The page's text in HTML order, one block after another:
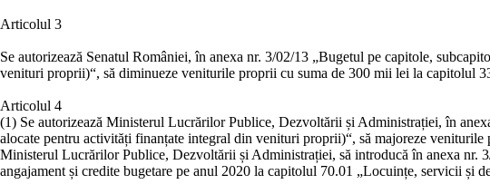
Articolul 3
Se autorizează Senatul României, în anexa nr. 3/02/13 „Bugetul pe capitole,
venituri proprii)“, să diminueze veniturile proprii cu suma de 300 mii lei la capitolul
Articolul 4
(1) Se autorizează Ministerul Lucrărilor Publice, Dezvoltării și Administrației, în
alocate pentru activități finanțate integral din venituri proprii)“, să majoreze
Ministerul Lucrărilor Publice, Dezvoltării și Administrației, să introducă în anexa nr.
angajament și credite bugetare pe anul 2020 la capitolul 70.01 „Locuințe, servicii